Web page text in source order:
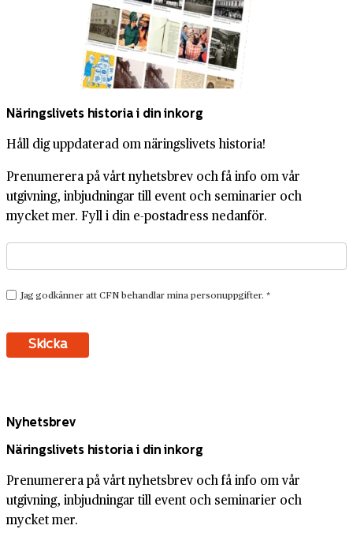
Näringslivets historia i din inkorg
Håll dig uppdaterad om näringslivets historia!
Prenumerera på vårt nyhetsbrev och få info om vår
utgivning, inbjudningar till event och seminarier och
mycket mer. Fyll i din e-postadress nedanför.
Nyhetsbrev
Näringslivets historia i din inkorg
Prenumerera på vårt nyhetsbrev och få info om vår
utgivning, inbjudningar till event och seminarier och
mycket mer.